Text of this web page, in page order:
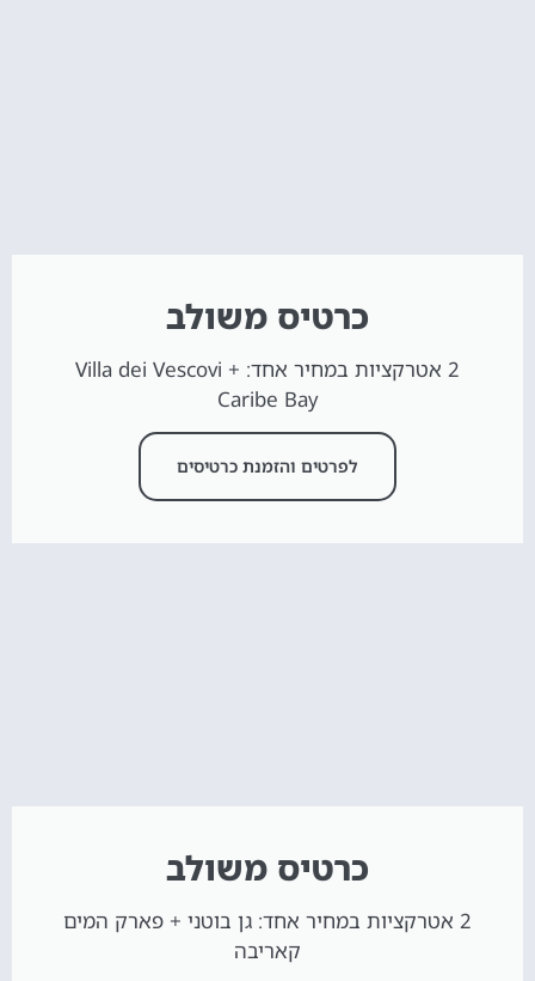
כרטיס משולב
2 אטרקציות במחיר אחד: Villa dei Vescovi +
Caribe Bay
לפרטים והזמנת כרטיסים
כרטיס משולב
2 אטרקציות במחיר אחד: גן בוטני + פארק המים
קאריבה